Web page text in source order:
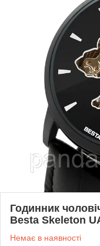
Годинник
Besta Skeleton
Немає в наявності